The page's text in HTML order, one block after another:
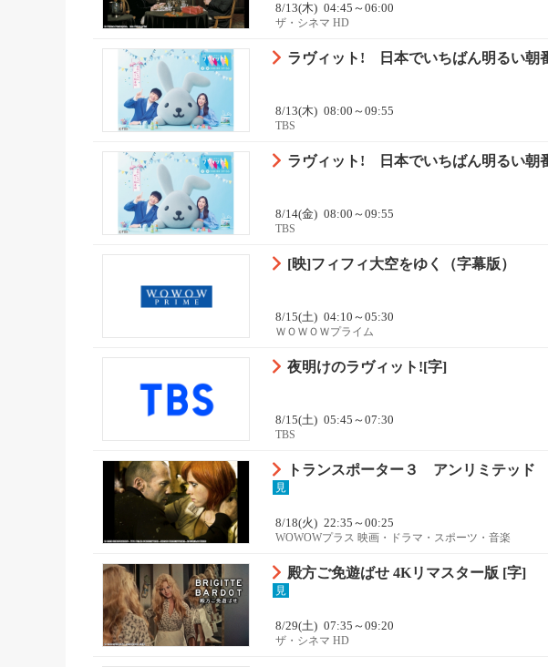
8/13(木) 04:45～06:00
ザ・シネマ HD
ラヴィット! 日本でいちばん明るい朝
8/13(木) 08:00～09:55
TBS
ラヴィット! 日本でいちばん明るい朝
8/14(金) 08:00～09:55
TBS
[映]フィフィ大空をゆく（字幕版）
8/15(土) 04:10～05:30
ＷＯＷＯＷプライム
夜明けのラヴィット![字]
8/15(土) 05:45～07:30
TBS
トランスポーター３ アンリミテッド
見
8/18(火) 22:35～00:25
WOWOWプラス 映画・ドラマ・スポーツ・音楽
殿方ご免遊ばせ 4Kリマスター版 [字]
見
8/29(土) 07:35～09:20
ザ・シネマ HD